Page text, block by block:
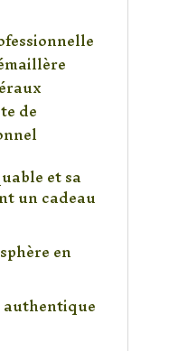
de
et sa
un cadeau
en